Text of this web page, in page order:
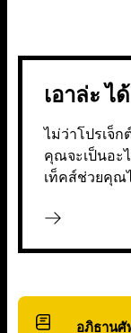
เอาล่ะ
ไม่ว่าโปรเจ็
คุณจะเป็นอะ
เท็คส์ช่วยคุณ
อภิธาน